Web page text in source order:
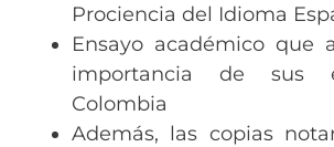
Prociencia del Idioma
Ensayo académico que
importancia de sus
Colombia
Además, las copias